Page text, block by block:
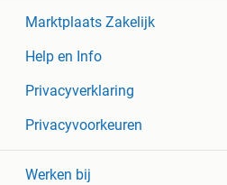
Marktplaats Zakelijk
Help en Info
Privacyverklaring
Privacyvoorkeuren
Werken bij